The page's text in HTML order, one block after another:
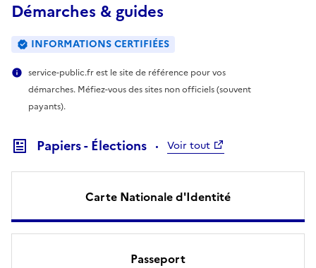
Démarches & guides
INFORMATIONS CERTIFIÉES
service-public.fr est le site de référence pour vos
démarches. Méfiez-vous des sites non officiels (souvent
payants).
Papiers - Élections Voir tout
Carte Nationale d'Identité
Passeport